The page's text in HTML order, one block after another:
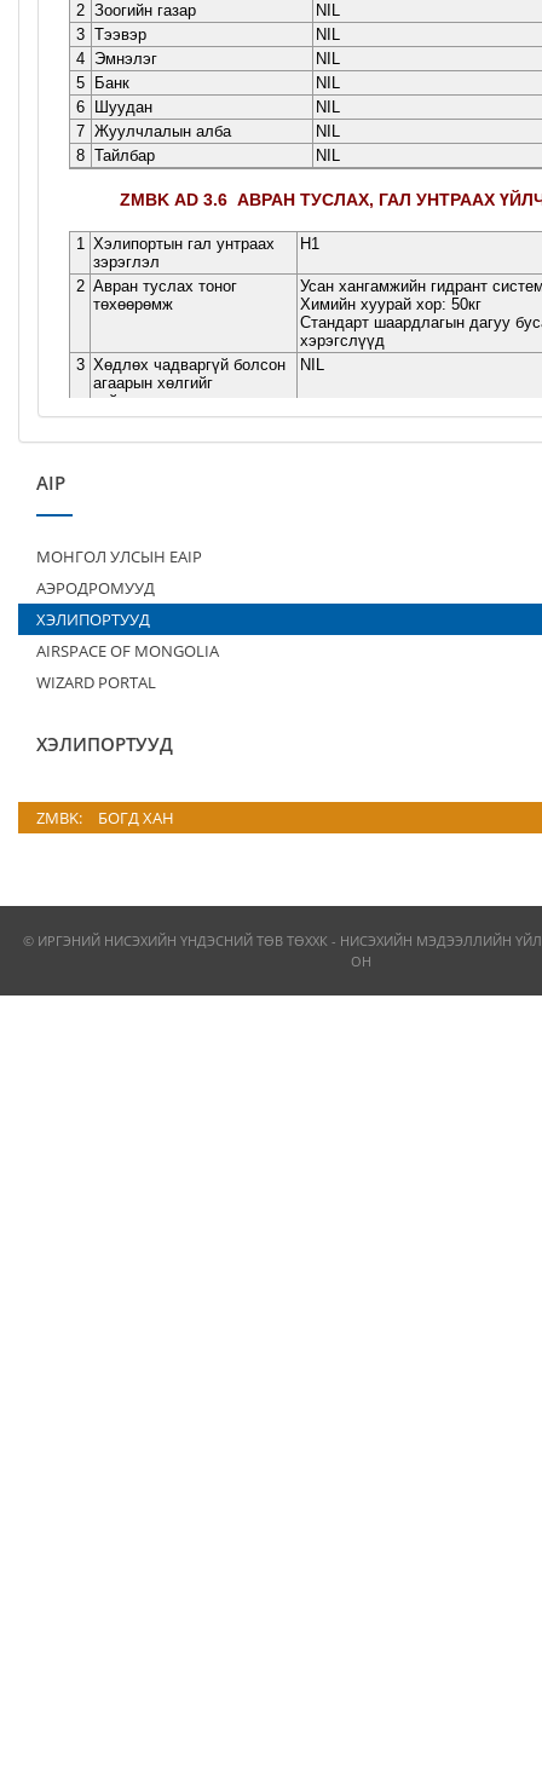
AIP
МОНГОЛ УЛСЫН EAIP
АЭРОДРОМУУД
ХЭЛИПОРТУУД
AIRSPACE OF MONGOLIA
WIZARD PORTAL
ХЭЛИПОРТУУД
ZMBK: БОГД ХАН
© ИРГЭНИЙ НИСЭХИЙН ҮНДЭСНИЙ ТӨВ ТӨХХК - НИСЭХИЙН МЭДЭЭЛЛИЙН
ОН